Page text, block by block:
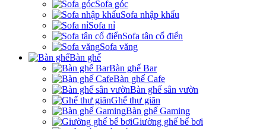
Sofa góc
Sofa nhập khẩu
Sofa nỉ
Sofa tân cổ điển
Sofa văng
Bàn ghế
Bàn ghế Bar
Bàn ghế Cafe
Bàn ghế sân vườn
Ghế thư giãn
Bàn ghế Gaming
Giường ghế bể bơi